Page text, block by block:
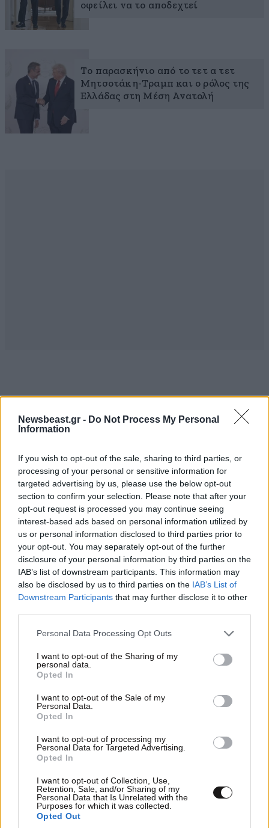
Newsbeast.gr - Do Not Process My Personal
Information
If you wish to opt-out of the sale, sharing to third parties, or
processing of your personal or sensitive information for
targeted advertising by us, please use the below opt-out
section to confirm your selection. Please note that after your
opt-out request is processed you may continue seeing
interest-based ads based on personal information utilized by
us or personal information disclosed to third parties prior to
your opt-out. You may separately opt-out of the further
disclosure of your personal information by third parties on the
IAB’s list of downstream participants. This information may
also be disclosed by us to third parties on the IAB’s List of
Downstream Participants that may further disclose it to other
Please note that this website/app uses one or more Google
not limited to your visit or usage behaviour. You may click to
grant or deny consent to Google and its third-party tags to
use your data for below specified purposes in below Google
consent section.
Personal Data Processing Opt Outs
I want to opt-out of the Sharing of my
personal data.
Opted In
I want to opt-out of the Sale of my
Personal Data.
Opted In
I want to opt-out of processing my
Personal Data for Targeted Advertising.
Opted In
I want to opt-out of Collection, Use,
Retention, Sale, and/or Sharing of my
Personal Data that Is Unrelated with the
Purposes for which it was collected.
Opted Out
οφείλει να το αποδεχτεί
Το παρασκήνιο από το τετ α τετ
Μητσοτάκη-Τραμπ και ο ρόλος της
Ελλάδας στη Μέση Ανατολή
ΠΕΡΙΣΣΟΤΕΡΑ ΑΠΟ ΤΗΝ
ΠΟΛΙΤΙΚΗ
Μαρία Καρυστιανού – «Ελπίδα για τη
Δημοκρατία»: Ο Νίκος Μπρουτζάκης
αποχώρησε καταγγέλλοντας αυθαιρεσία στη
λήψη αποφάσεων